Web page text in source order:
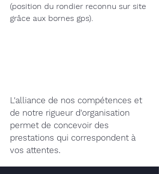
(position du rondier reconnu sur site
grâce aux bornes gps).
L'alliance de nos compétences et
de notre rigueur d'organisation
permet de concevoir des
prestations qui correspondent à
vos attentes.